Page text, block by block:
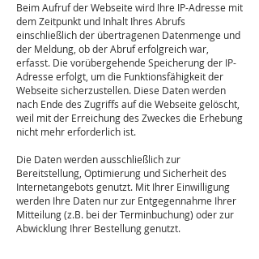
Beim Aufruf der Webseite wird Ihre IP-Adresse mit
dem Zeitpunkt und Inhalt Ihres Abrufs
einschließlich der übertragenen Datenmenge und
der Meldung, ob der Abruf erfolgreich war,
erfasst. Die vorübergehende Speicherung der IP-
Adresse erfolgt, um die Funktionsfähigkeit der
Webseite sicherzustellen. Diese Daten werden
nach Ende des Zugriffs auf die Webseite gelöscht,
weil mit der Erreichung des Zweckes die Erhebung
nicht mehr erforderlich ist.
Die Daten werden ausschließlich zur
Bereitstellung, Optimierung und Sicherheit des
Internetangebots genutzt. Mit Ihrer Einwilligung
werden Ihre Daten nur zur Entgegennahme Ihrer
Mitteilung (z.B. bei der Terminbuchung) oder zur
Abwicklung Ihrer Bestellung genutzt.